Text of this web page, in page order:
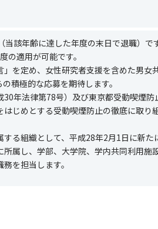
当該年齢に達した年度の末日で退職）で
の適用が可能です。
を定め、女性研究者支援を含めた男女
積極的な応募を期待します。
30年法律第78号）及び東京都受動喫煙防
じめとする受動喫煙防止の徹底に取り
る組織として、平成28年2月1日に新た
属し、学部、大学院、学内共同利用施
を担当します。